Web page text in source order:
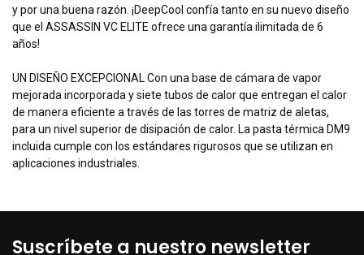
y por una buena razón. ¡DeepCool confía tanto en su nuevo diseño
que el ASSASSIN VC ELITE ofrece una garantía ilimitada de 6
años!
UN DISEÑO EXCEPCIONAL Con una base de cámara de vapor
mejorada incorporada y siete tubos de calor que entregan el calor
de manera eficiente a través de las torres de matriz de aletas,
para un nivel superior de disipación de calor. La pasta térmica DM9
incluida cumple con los estándares rigurosos que se utilizan en
aplicaciones industriales.
Suscríbete a nuestro newsletter